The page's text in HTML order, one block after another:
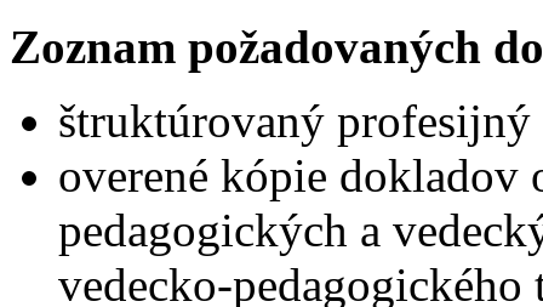
Zoznam požadovaných
štruktúrovaný
overené kópie dokladov
pedagogických a
vedecko-